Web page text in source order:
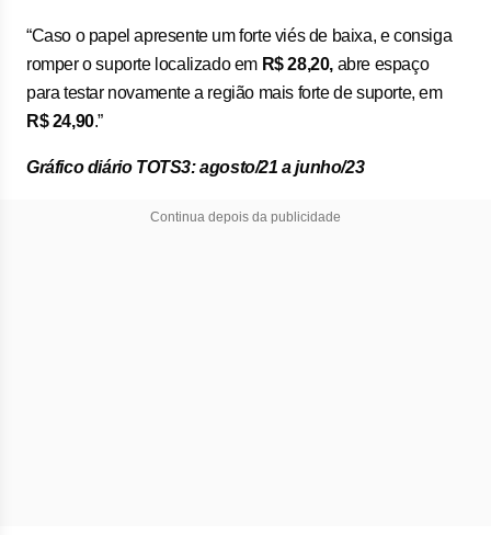
“Caso o papel apresente um forte viés de baixa, e consiga
romper o suporte localizado em R$ 28,20, abre espaço
para testar novamente a região mais forte de suporte, em
R$ 24,90.”
Gráfico diário TOTS3: agosto/21 a junho/23
Continua depois da publicidade